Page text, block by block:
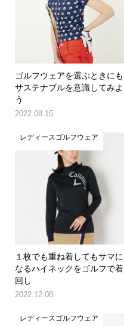
ゴルフウェアを選ぶときにも
サステナブルを意識してみよ
う
2022.08.15
レディースゴルフウェア
１枚でも重ね着してもサマに
なるハイネックをゴルフで着
回し
2022.12.08
レディースゴルフウェア